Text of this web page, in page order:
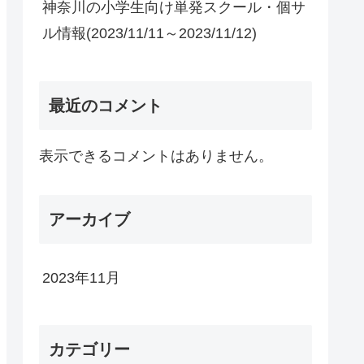
神奈川の小学生向け単発スクール・個サ
ル情報(2023/11/11～2023/11/12)
最近のコメント
表示できるコメントはありません。
アーカイブ
2023年11月
カテゴリー